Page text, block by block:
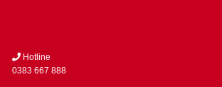
Hotline
0383 667 888